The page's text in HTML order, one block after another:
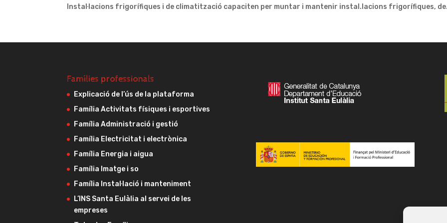
Instal·lacions frigorífiques i de climatització capaciten per muntar i mantenir instal.lacions frigorífiques,
Famílies professionals
Explicació de l’ús de la plataforma
Família Activitats físiques i esportives
Família Administració i gestió
Família Electricitat i electrònica
Família Energia i aigua
Família Imatge i so
Família Instal·lació i manteniment
L’INS Santa Eulàlia al servei de les
empreses